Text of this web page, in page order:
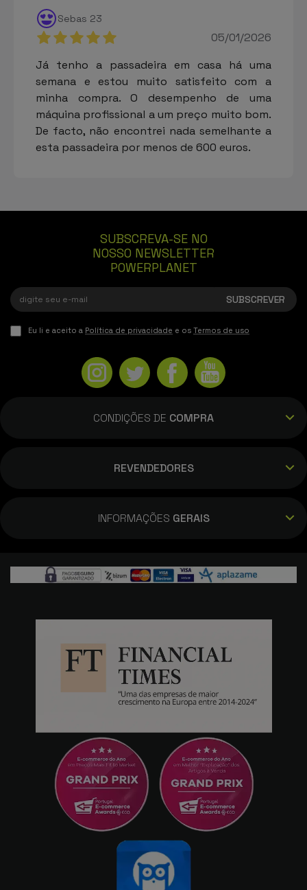
Sebas 23
05/01/2026
Já tenho a passadeira em casa há uma
semana e estou muito satisfeito com a
minha compra. O desempenho de uma
máquina profissional a um preço muito bom.
De facto, não encontrei nada semelhante a
esta passadeira por menos de 600 euros.
SUBSCREVA-SE NO
NOSSO NEWSLETTER
POWERPLANET
Eu li e aceito a Política de privacidade e os Termos de uso
CONDIÇÕES DE COMPRA
REVENDEDORES
INFORMAÇÕES GERAIS